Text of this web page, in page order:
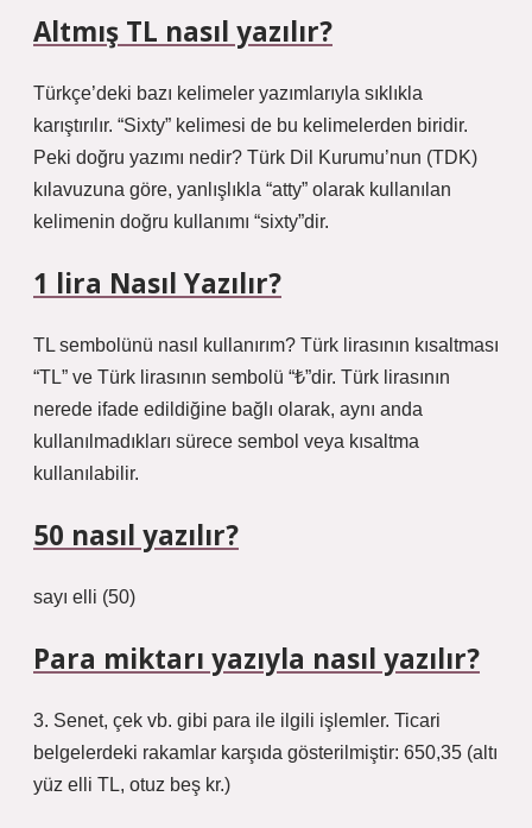
Altmış TL nasıl yazılır?
Türkçe’deki bazı kelimeler yazımlarıyla sıklıkla
karıştırılır. “Sixty” kelimesi de bu kelimelerden biridir.
Peki doğru yazımı nedir? Türk Dil Kurumu’nun (TDK)
kılavuzuna göre, yanlışlıkla “atty” olarak kullanılan
kelimenin doğru kullanımı “sixty”dir.
1 lira Nasıl Yazılır?
TL sembolünü nasıl kullanırım? Türk lirasının kısaltması
“TL” ve Türk lirasının sembolü “₺”dir. Türk lirasının
nerede ifade edildiğine bağlı olarak, aynı anda
kullanılmadıkları sürece sembol veya kısaltma
kullanılabilir.
50 nasıl yazılır?
sayı elli (50)
Para miktarı yazıyla nasıl yazılır?
3. Senet, çek vb. gibi para ile ilgili işlemler. Ticari
belgelerdeki rakamlar karşıda gösterilmiştir: 650,35 (altı
yüz elli TL, otuz beş kr.)